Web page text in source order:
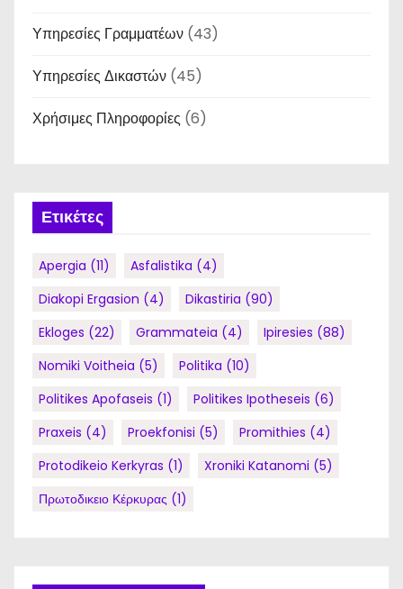
Υπηρεσίες Γραμματέων (43)
Υπηρεσίες Δικαστών (45)
Χρήσιμες Πληροφορίες (6)
Ετικέτες
Apergia (11) Asfalistika (4)
Diakopi Ergasion (4) Dikastiria (90)
Ekloges (22) Grammateia (4) Ipiresies (88)
Nomiki Voitheia (5) Politika (10)
Politikes Apofaseis (1) Politikes Ipotheseis (6)
Praxeis (4) Proekfonisi (5) Promithies (4)
Protodikeio Kerkyras (1) Xroniki Katanomi (5)
Πρωτοδικειο Κέρκυρας (1)